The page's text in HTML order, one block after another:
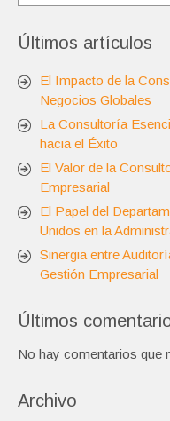
Últimos artículos
El Impacto de la
Negocios Globales
La Consultoría
hacia el Éxito
El Valor de la
Empresarial
El Papel del
Unidos en la
Sinergia entre
Gestión Empresarial
Últimos
No hay comentarios que
Archivo